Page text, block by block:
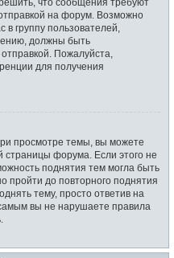
на форум. Возможно
в группу пользователей,
должны быть
Пожалуйста,
для получения
просмотре темы, вы можете
страницы форума. Если этого не
поднятия тем могла быть
пройти до повторного поднятия
тему, просто ответив на
вы не нарушаете правила